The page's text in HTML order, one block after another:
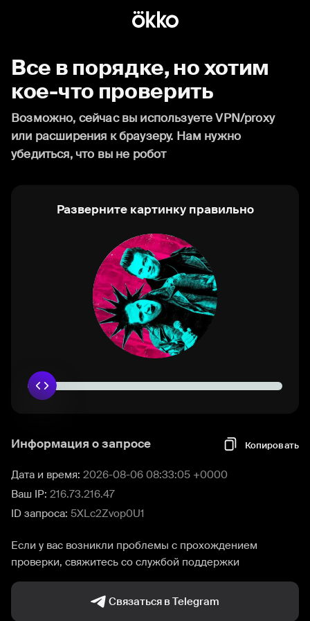
Все в порядке, но хотим
кое-что проверить
Возможно, сейчас вы используете VPN/proxy
или расширения к браузеру. Нам нужно
убедиться, что вы не робот
Разверните картинку правильно
Информация о запросе Копировать
Дата и время: 2026-08-06 08:33:05 +0000
Ваш IP: 216.73.216.47
ID запроса: 5XLc2Zvop0U1
Если у вас возникли проблемы с прохождением
проверки, свяжитесь со службой поддержки
Связаться в Telegram